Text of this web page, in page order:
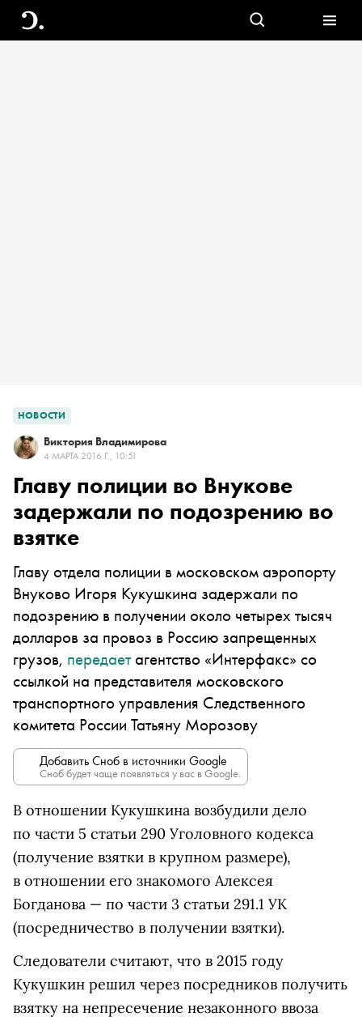
НОВОСТИ
Виктория Владимирова
4 МАРТА 2016 Г., 10:51
Главу полиции во Внукове
задержали по подозрению во
взятке
Главу отдела полиции в московском аэропорту
Внуково Игоря Кукушкина задержали по
подозрению в получении около четырех тысяч
долларов за провоз в Россию запрещенных
грузов, передаетагентство «Интерфакс» со
ссылкой на представителя московского
транспортного управления Следственного
комитета России Татьяну Морозову
Добавить Сноб в источники Google
Сноб будет чаще появляться у вас в Google.
В отношении Кукушкина возбудили дело
по части 5 статьи 290 Уголовного кодекса
(получение взятки в крупном размере),
в отношении его знакомого Алексея
Богданова — по части 3 статьи 291.1 УК
(посредничество в получении взятки).
Следователи считают, что в 2015 году
Кукушкин решил через посредников получить
взятку на непресечение незаконного ввоза